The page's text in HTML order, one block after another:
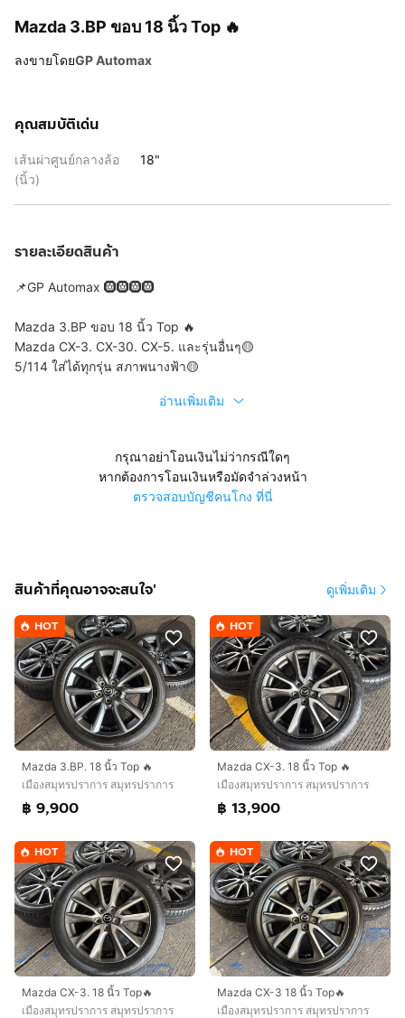
Mazda 3.BP ขอบ 18 นิ้ว Top 🔥
ลงขายโดยGP Automax
คุณสมบัติเด่น
เส้นผ่าศูนย์กลางล้อ
(นิ้ว)
18"
รายละเอียดสินค้า
📌GP Automax 🛞🛞🛞🛞
Mazda 3.BP ขอบ 18 นิ้ว Top 🔥
Mazda CX-3. CX-30. CX-5. และรุ่นอื่นๆ🟡
5/114 ใส่ได้ทุกรุ่น สภาพนางฟ้า🟡
อ่านเพิ่มเติม
กรุณาอย่าโอนเงินไม่ว่ากรณีใดๆ
หากต้องการโอนเงินหรือมัดจำล่วงหน้า
ตรวจสอบบัญชีคนโกง ที่นี่
สินค้าที่คุณอาจจะสนใจ' ดูเพิ่มเติม
HOT
Mazda 3.BP. 18 นิ้ว Top 🔥
เมืองสมุทรปราการ สมุทรปราการ
฿ 9,900
HOT
Mazda CX-3. 18 นิ้ว Top 🔥
เมืองสมุทรปราการ สมุทรปราการ
฿ 13,900
HOT
Mazda CX-3. 18 นิ้ว Top🔥
เมืองสมุทรปราการ สมุทรปราการ
HOT
Mazda CX-3 18 นิ้ว Top🔥
เมืองสมุทรปราการ สมุทรปราการ